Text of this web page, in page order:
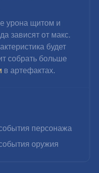
урона щитом и
зависят от макс.
будет
собрать больше
в артефактах.
персонажа
оружия